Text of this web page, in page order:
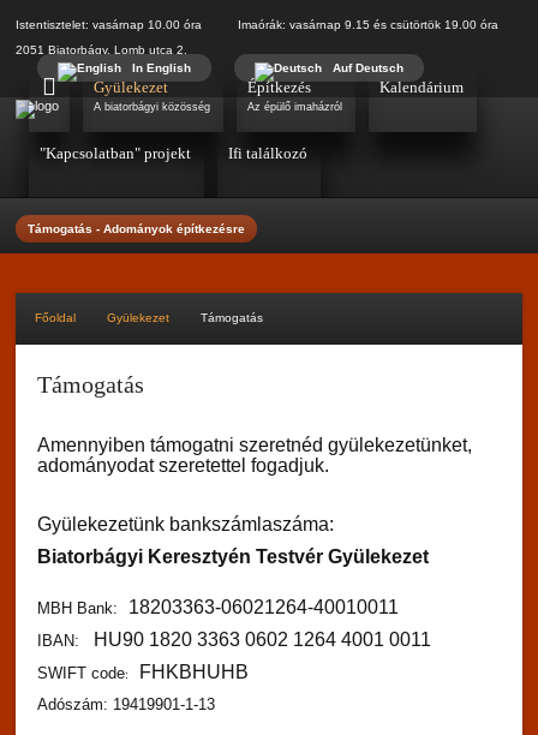
Istentisztelet: vasárnap 10.00 óra Imaórák: vasárnap 9.15 és csütörtök 19.00 óra
2051 Biatorbágy, Lomb utca 2.
In English
Auf Deutsch
Gyülekezet
A biatorbágyi közösség
Építkezés
Az épülő imaházról
Kalendárium
"Kapcsolatban" projekt Ifi találkozó
Támogatás - Adományok építkezésre
Főoldal Gyülekezet Támogatás
Támogatás
Amennyiben támogatni szeretnéd gyülekezetünket,
adományodat szeretettel fogadjuk.
Gyülekezetünk bankszámlaszáma:
Biatorbágyi Keresztyén Testvér Gyülekezet
MBH Bank: 18203363-06021264-40010011
IBAN: HU90 1820 3363 0602 1264 4001 0011
SWIFT code: FHKBHUHB
Adószám: 19419901-1-13